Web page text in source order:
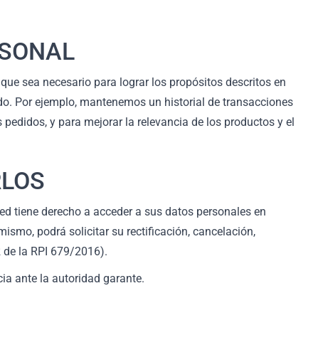
sea necesario para lograr los propósitos descritos en
Por ejemplo, mantenemos un historial de transacciones
y para mejorar la relevancia de los productos y el
tiene derecho a acceder a sus datos personales en
podrá solicitar su rectificación, cancelación,
la RPI 679/2016).
ante la autoridad garante.